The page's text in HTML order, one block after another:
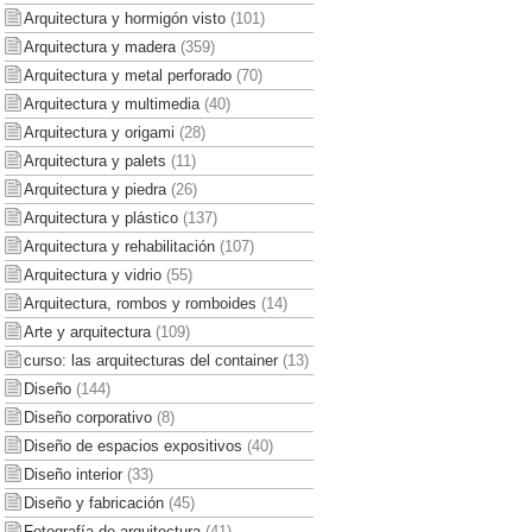
Arquitectura y hormigón visto(101)
Arquitectura y madera(359)
Arquitectura y metal perforado(70)
Arquitectura y multimedia(40)
Arquitectura y origami (28)
Arquitectura y palets (11)
Arquitectura y piedra(26)
Arquitectura y plástico(137)
Arquitectura y rehabilitación(107)
Arquitectura y vidrio(55)
Arquitectura, rombos y romboides (14)
Arte y arquitectura(109)
curso: las arquitecturas del container(13)
Diseño(144)
Diseño corporativo(8)
Diseño de espacios expositivos (40)
Diseño interior(33)
Diseño y fabricación(45)